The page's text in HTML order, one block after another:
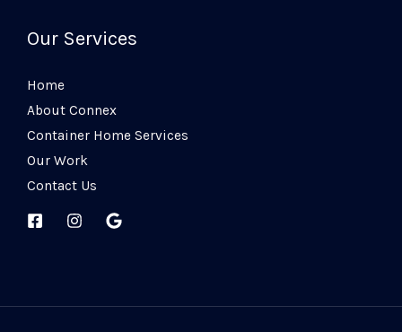
Our Services
Home
About Connex
Container Home Services
Our Work
Contact Us